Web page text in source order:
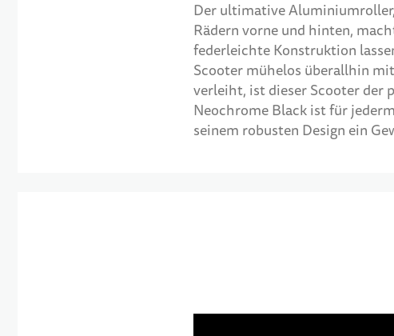
Der ultimative
Rädern vorne und hinten,
federleichte Konstruktion
Scooter mühelos überallhin
verleiht, ist dieser Scooter der
Neochrome Black ist für
seinem robusten Design ein